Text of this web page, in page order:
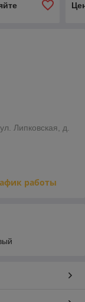
Липковская, д.
работы